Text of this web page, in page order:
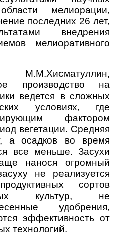
мелиорации,
последних 26 лет,
внедрения
мелиоративного
М.М.Хисматуллин,
производство на
ведется в сложных
условиях, где
фактором
вегетации. Средняя
а осадков во время
все меньше. Засухи
нанося огромный
не реализуется
сортов
культур, не
удобрения,
эффективность от
технологий.